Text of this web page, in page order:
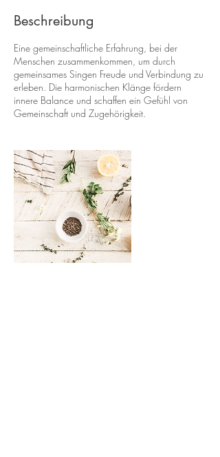
Beschreibung
Eine gemeinschaftliche Erfahrung, bei der
Menschen zusammenkommen, um durch
gemeinsames Singen Freude und Verbindung zu
erleben. Die harmonischen Klänge fördern
innere Balance und schaffen ein Gefühl von
Gemeinschaft und Zugehörigkeit.